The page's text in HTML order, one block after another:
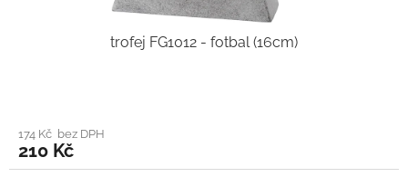
trofej FG1012 - fotbal (16cm)
174 Kč bez DPH
210 Kč